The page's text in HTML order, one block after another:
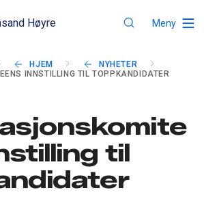
Høyre Meny
HJEM
NYHETER
INNSTILLING TIL TOPPKANDIDATER
til